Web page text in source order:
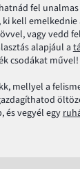
fel
kell
vagy vedd fel
alapjául a
csodákat művel!
mellyel a
és vegyél egy